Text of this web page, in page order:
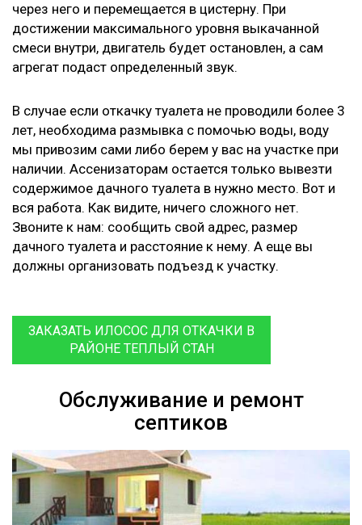
через него и перемещается в цистерну. При
достижении максимального уровня выкачанной
смеси внутри, двигатель будет остановлен, а сам
агрегат подаст определенный звук.
В случае если откачку туалета не проводили более 3
лет, необходима размывка с помочью воды, воду
мы привозим сами либо берем у вас на участке при
наличии. Ассенизаторам остается только вывезти
содержимое дачного туалета в нужно место. Вот и
вся работа. Как видите, ничего сложного нет.
Звоните к нам: сообщить свой адрес, размер
дачного туалета и расстояние к нему. А еще вы
должны организовать подъезд к участку.
ЗАКАЗАТЬ ИЛОСОС ДЛЯ ОТКАЧКИ В
РАЙОНЕ ТЕПЛЫЙ СТАН
Обслуживание и ремонт
септиков